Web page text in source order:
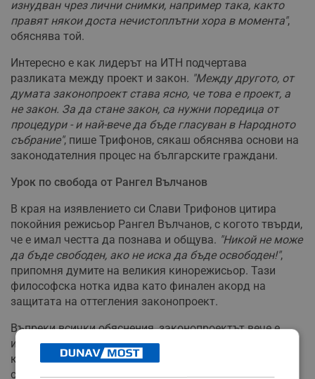
изнудван чрез лични снимки, например така, както
правят някои доста нечистоплътни хора в момента",
обяснява той.
Интересно е как лидерът на ИТН подчертава
разликата между проект и закон. "Между другото, от
думата законопроект става ясно, че това е проект, а
не закон. За да стане закон, са нужни поредица от
процедури - и най-вече да бъде гласуван в Народното
събрание", пише Трифонов, сякаш обяснява основи на
законодателния процес на българските граждани.
Урок по свобода от Рангел Вълчанов
В края на изявлението си Слави Трифонов цитира
покойния режисьор Рангел Вълчанов, с когото твърди,
че е имал честта да познава и общува. "Никой не може
да бъде свободен, ако не иска да бъде освободен!",
припомня думите на великия кинорежисьор. Тази
философска нотка идва като финален акорд на
защитата на оттегления законопроект.
Въпреки всички обяснения, законопроектът вече е
история. Остава въпросът дали наистина 99% от
коментиралите не са го чели, или просто не са били
съгласни с написаното в него.